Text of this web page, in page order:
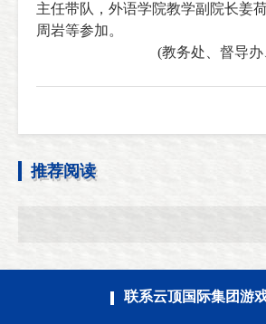
主任带队，外语学院教学副院长姜
周岩等参加。
(教务处、督导
推荐阅读
联系云顶国际集团游